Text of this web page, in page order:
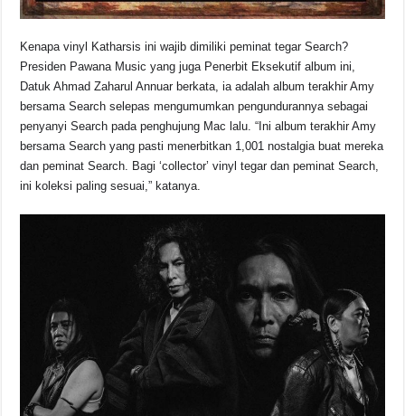
Kenapa vinyl Katharsis ini wajib dimiliki peminat tegar Search?
Presiden Pawana Music yang juga Penerbit Eksekutif album ini,
Datuk Ahmad Zaharul Annuar berkata, ia adalah album terakhir Amy
bersama Search selepas mengumumkan pengundurannya sebagai
penyanyi Search pada penghujung Mac lalu. “Ini album terakhir Amy
bersama Search yang pasti menerbitkan 1,001 nostalgia buat mereka
dan peminat Search. Bagi ‘collector’ vinyl tegar dan peminat Search,
ini koleksi paling sesuai,” katanya.